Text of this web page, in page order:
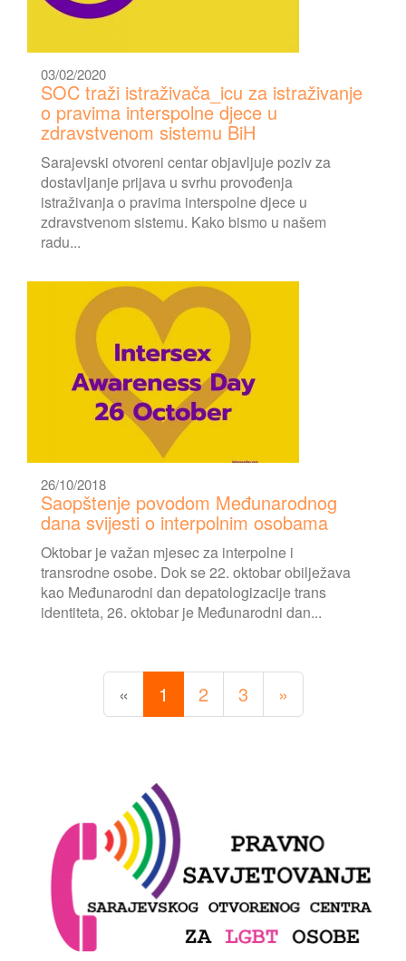
03/02/2020
SOC traži istraživača_icu za istraživanje
o pravima interspolne djece u
zdravstvenom sistemu BiH
Sarajevski otvoreni centar objavljuje poziv za
dostavljanje prijava u svrhu provođenja
istraživanja o pravima interspolne djece u
zdravstvenom sistemu. Kako bismo u našem
radu...
26/10/2018
Saopštenje povodom Međunarodnog
dana svijesti o interpolnim osobama
Oktobar je važan mjesec za interpolne i
transrodne osobe. Dok se 22. oktobar obilježava
kao Međunarodni dan depatologizacije trans
identiteta, 26. oktobar je Međunarodni dan...
« 1 2 3 »